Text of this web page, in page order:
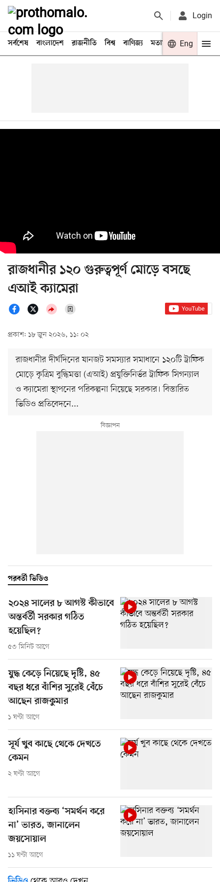
Login
সর্বশেষ বাংলাদেশ রাজনীতি বিশ্ব বাণিজ্য মতামত খেলা
Eng
রাজধানীর ১২০ গুরুত্বপূর্ণ মোড়ে বসছে
এআই ক্যামেরা
প্রকাশ: ১৮ জুন ২০২৬, ১১: ০২
রাজধানীর দীর্ঘদিনের যানজট সমস্যার সমাধানে ১২০টি ট্রাফিক
মোড়ে কৃত্রিম বুদ্ধিমত্তা (এআই) প্রযুক্তিনির্ভর ট্রাফিক সিগন্যাল
ও ক্যামেরা স্থাপনের পরিকল্পনা নিয়েছে সরকার। বিস্তারিত
ভিডিও প্রতিবেদনে...
পরবর্তী ভিডিও
২০২৪ সালের ৮ আগস্ট কীভাবে
অন্তর্বর্তী সরকার গঠিত
হয়েছিল?
৫৩ মিনিট আগে
যুদ্ধ কেড়ে নিয়েছে দৃষ্টি, ৪৫
বছর ধরে বাঁশির সুরেই বেঁচে
আছেন রাজকুমার
১ ঘণ্টা আগে
সূর্য খুব কাছে থেকে দেখতে
কেমন
২ ঘণ্টা আগে
হাসিনার বক্তব্য ‘সমর্থন করে
না’ ভারত, জানালেন
জয়সোয়াল
১১ ঘণ্টা আগে